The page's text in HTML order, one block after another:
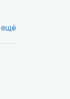
ещё